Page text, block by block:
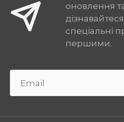
оновлення
спеціальні
першими.